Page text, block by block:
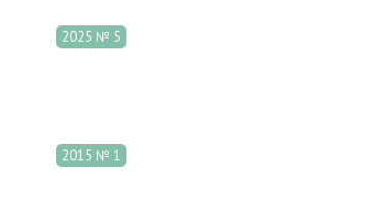
2025 № 5
2015 № 1